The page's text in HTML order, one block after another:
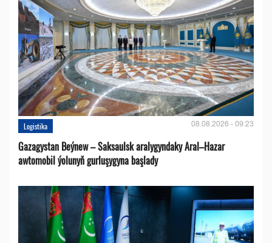
Logistika 08.08.2026 - 09:23
Gazagystan Beýnew – Saksaulsk aralygyndaky Aral–Hazar
awtomobil ýolunyň gurluşygyna başlady